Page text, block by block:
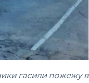
гасили пожежу в